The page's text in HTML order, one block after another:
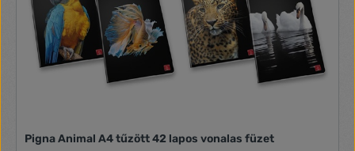
Pigna Animal A4 tűzött 42 lapos vonalas füzet